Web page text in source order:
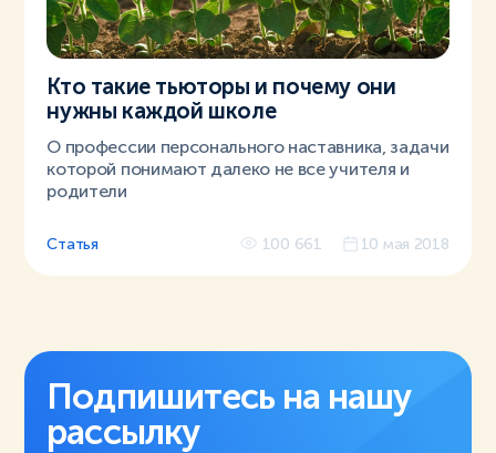
Кто такие тьюторы и почему они
нужны каждой школе
О профессии персонального наставника, задачи
которой понимают далеко не все учителя и
родители
Статья 100 661 10 мая 2018
Подпишитесь на нашу
рассылку